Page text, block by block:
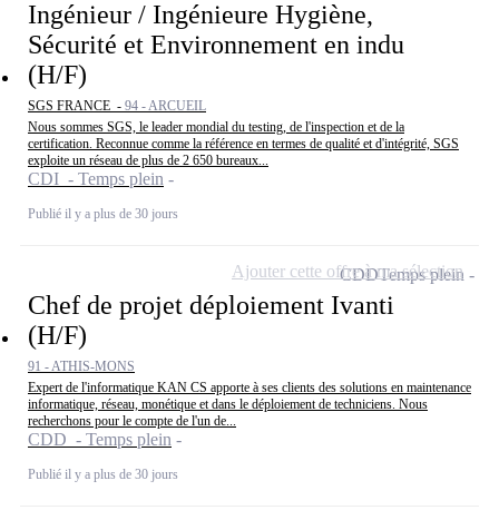
Ingénieur / Ingénieure Hygiène,
Sécurité et Environnement en indu
(H/F)
SGS FRANCE - 94 - ARCUEIL
Nous sommes SGS, le leader mondial du testing, de l'inspection et de la
certification. Reconnue comme la référence en termes de qualité et d'intégrité, SGS
exploite un réseau de plus de 2 650 bureaux...
CDI - Temps plein
Publié il y a plus de 30 jours
Chef de projet déploiement Ivanti
(H/F)
91 - ATHIS-MONS
Expert de l'informatique KAN CS apporte à ses clients des solutions en maintenance
informatique, réseau, monétique et dans le déploiement de techniciens. Nous
recherchons pour le compte de l'un de...
CDD - Temps plein
Publié il y a plus de 30 jours
CDDTemps plein
Ajouter cette offre à ma sélection